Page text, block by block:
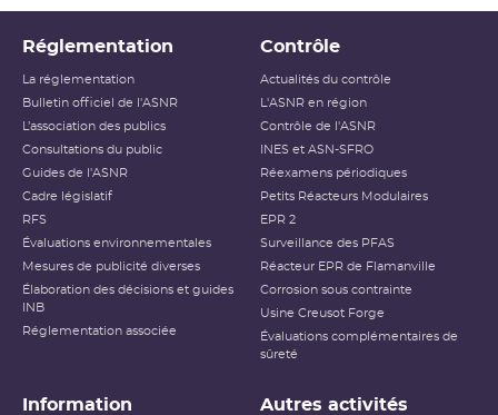
Réglementation
La réglementation
Bulletin officiel de l'ASNR
L’association des publics
Consultations du public
Guides de l'ASNR
Cadre législatif
RFS
Évaluations environnementales
Mesures de publicité diverses
Élaboration des décisions et guides
INB
Réglementation associée
Contrôle
Actualités du contrôle
L'ASNR en région
Contrôle de l'ASNR
INES et ASN-SFRO
Réexamens périodiques
Petits Réacteurs Modulaires
EPR 2
Surveillance des PFAS
Réacteur EPR de Flamanville
Corrosion sous contrainte
Usine Creusot Forge
Évaluations complémentaires de
sûreté
Information Autres activités